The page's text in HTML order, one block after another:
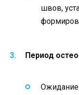
швов,
Период
Ожидание